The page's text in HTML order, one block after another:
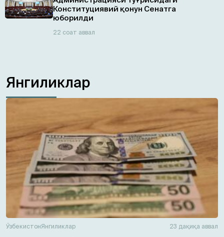
Конституциявий қонун Сенатга
юборилди
22 соат аввал
Янгиликлар
ЎзбекистонЯнгиликлар 23 дақиқа аввал